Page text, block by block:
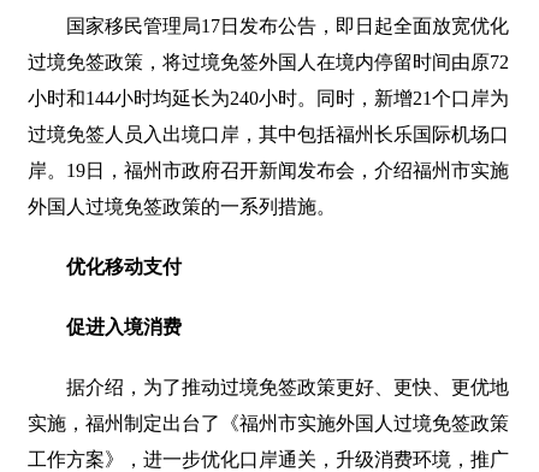
国家移民管理局17日发布公告，即日起全面放宽优化
过境免签政策，将过境免签外国人在境内停留时间由原72
小时和144小时均延长为240小时。同时，新增21个口岸为
过境免签人员入出境口岸，其中包括福州长乐国际机场口
岸。19日，福州市政府召开新闻发布会，介绍福州市实施
外国人过境免签政策的一系列措施。
优化移动支付
促进入境消费
据介绍，为了推动过境免签政策更好、更快、更优地
实施，福州制定出台了《福州市实施外国人过境免签政策
工作方案》，进一步优化口岸通关，升级消费环境，推广